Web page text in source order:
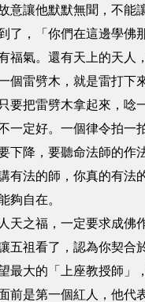
意讓他默默無聞，不能
了，「你們在這邊學
福氣。還有天上的天人
個雷劈木，就是雷打
要把雷劈木拿起來，
一定好。一個律令拍
下降，要聽命法師的
有法的師，你真的有
夠自在。
天之福，一定要求成
五祖看了，認為你契
最大的「上座教授師
前是第一個紅人，他